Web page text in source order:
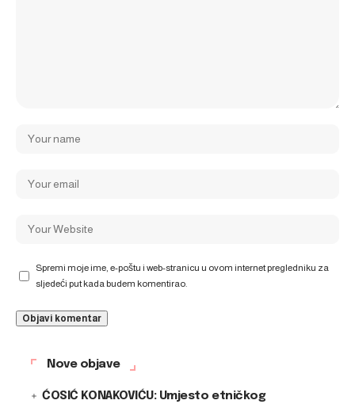
Spremi moje ime, e-poštu i web-stranicu u ovom internet pregledniku za
sljedeći put kada budem komentirao.
Nove objave
ĆOSIĆ KONAKOVIĆU: Umjesto etničkog